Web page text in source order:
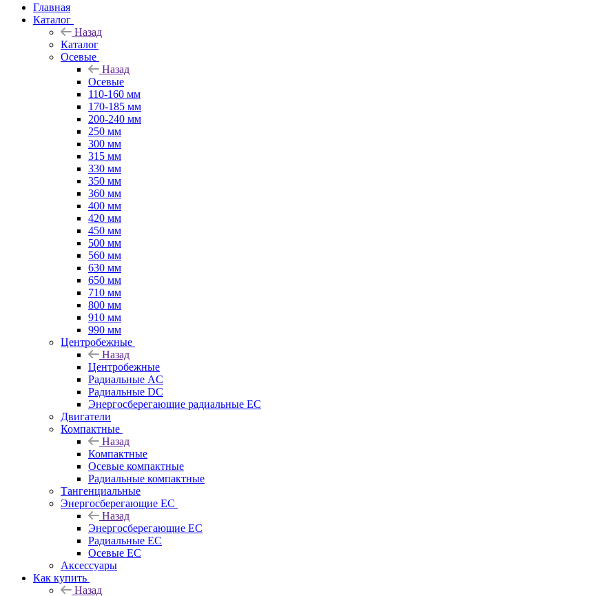
Главная
Каталог
Назад
Каталог
Осевые
Назад
Осевые
110-160 мм
170-185 мм
200-240 мм
250 мм
300 мм
315 мм
330 мм
350 мм
360 мм
400 мм
420 мм
450 мм
500 мм
560 мм
630 мм
650 мм
710 мм
800 мм
910 мм
990 мм
Центробежные
Назад
Центробежные
Радиальные AC
Радиальные DC
Энергосберегающие радиальные EC
Двигатели
Компактные
Назад
Компактные
Осевые компактные
Радиальные компактные
Тангенциальные
Энергосберегающие EC
Назад
Энергосберегающие EC
Радиальные EC
Осевые EC
Аксессуары
Как купить
Назад